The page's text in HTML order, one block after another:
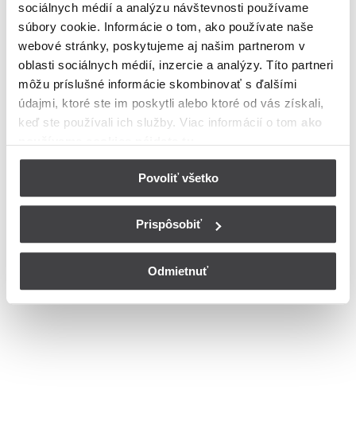
sociálnych médií a analýzu návštevnosti používame
súbory cookie. Informácie o tom, ako používate naše
webové stránky, poskytujeme aj našim partnerom v
oblasti sociálnych médií, inzercie a analýzy. Títo partneri
môžu príslušné informácie skombinovať s ďalšími
údajmi, ktoré ste im poskytli alebo ktoré od vás získali,
keď ste používali ich služby. Viac informácií o tom ako
Povoliť všetko
Prispôsobiť
Odmietnuť
Zadajte ulicu a číslopre zobrazenie ponuky internetu v lokalite
Hronská Dúbrava
Zoznam ulíc v meste Hronská Dúbrava
Ulica
Bohužiaľ, nedisponujeme zoznamom dostupných ulíc v danom
meste
© Copyright 2026 Nastavenia cookies